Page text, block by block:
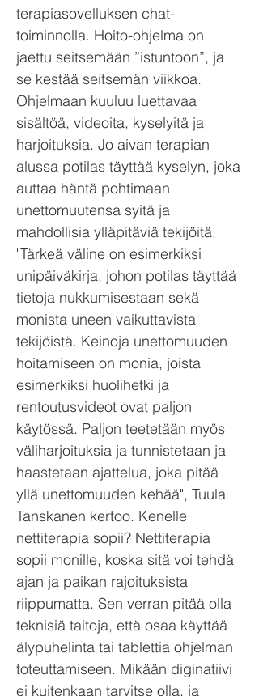
terapiasovelluksen chat-
toiminnolla. Hoito-ohjelma on
jaettu seitsemään ”istuntoon”, ja
se kestää seitsemän viikkoa.
Ohjelmaan kuuluu luettavaa
sisältöä, videoita, kyselyitä ja
harjoituksia. Jo aivan terapian
alussa potilas täyttää kyselyn, joka
auttaa häntä pohtimaan
unettomuutensa syitä ja
mahdollisia ylläpitäviä tekijöitä.
"Tärkeä väline on esimerkiksi
unipäiväkirja, johon potilas täyttää
tietoja nukkumisestaan sekä
monista uneen vaikuttavista
tekijöistä. Keinoja unettomuuden
hoitamiseen on monia, joista
esimerkiksi huolihetki ja
rentoutusvideot ovat paljon
käytössä. Paljon teetetään myös
väliharjoituksia ja tunnistetaan ja
haastetaan ajattelua, joka pitää
yllä unettomuuden kehää", Tuula
Tanskanen kertoo. Kenelle
nettiterapia sopii? Nettiterapia
sopii monille, koska sitä voi tehdä
ajan ja paikan rajoituksista
riippumatta. Sen verran pitää olla
teknisiä taitoja, että osaa käyttää
älypuhelinta tai tablettia ohjelman
toteuttamiseen. Mikään diginatiivi
ei kuitenkaan tarvitse olla, ja